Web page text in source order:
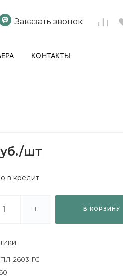
Заказать звонок
КОНТАКТЫ
/шт
в кредит
+ В КОРЗИНУ
ПЛ-2603-ГС